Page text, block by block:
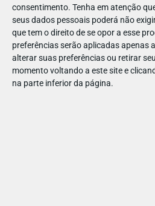
consentimento. Tenha em atenção
seus dados pessoais poderá não
que tem o direito de se opor a esse
preferências serão aplicadas apenas
alterar suas preferências ou retirar
momento voltando a este site e
na parte inferior da página.
PAIS PARENTALIDADE
Professor Carlos
(Faculdade de
Humana): “É